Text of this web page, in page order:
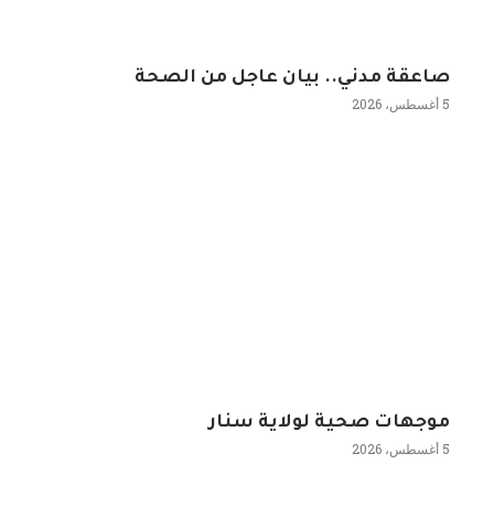
صاعقة مدني.. بيان عاجل من الصحة
5 أغسطس، 2026
موجهات صحية لولاية سنار
5 أغسطس، 2026